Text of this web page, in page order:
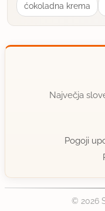
ćokoladna krema
Največja
Pogoji
© 2026